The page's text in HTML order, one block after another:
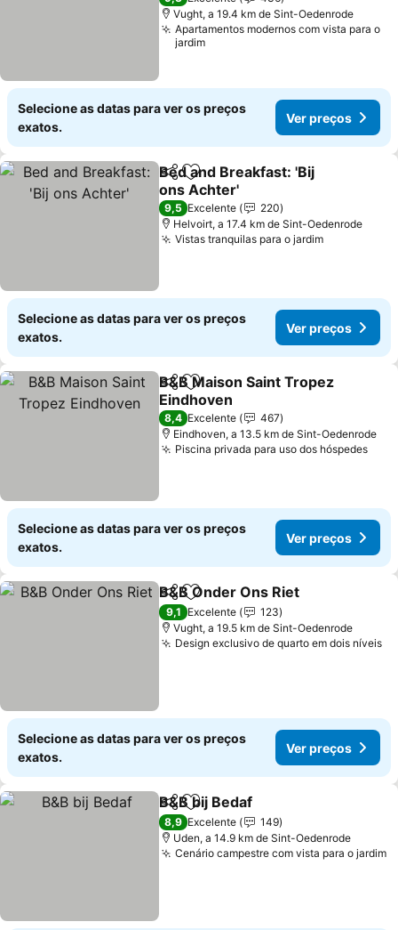
Vught, a 19.4 km de Sint-Oedenrode
Apartamentos modernos com vista para o
jardim
Selecione as datas para ver os preços
exatos.
Ver preços
PartilharAdicionar aos favoritos
Bed and Breakfast: 'Bij
ons Achter'
9,5 Excelente
220
Helvoirt, a 17.4 km de Sint-Oedenrode
Vistas tranquilas para o jardim
Selecione as datas para ver os preços
exatos.
Ver preços
PartilharAdicionar aos favoritos
B&B Maison Saint Tropez
Eindhoven
8,4 Excelente
467
Eindhoven, a 13.5 km de Sint-Oedenrode
Piscina privada para uso dos hóspedes
Selecione as datas para ver os preços
exatos.
Ver preços
PartilharAdicionar aos favoritos
B&B Onder Ons Riet
9,1 Excelente
123
Vught, a 19.5 km de Sint-Oedenrode
Design exclusivo de quarto em dois níveis
Selecione as datas para ver os preços
exatos.
Ver preços
PartilharAdicionar aos favoritos
B&B bij Bedaf
8,9 Excelente
149
Uden, a 14.9 km de Sint-Oedenrode
Cenário campestre com vista para o jardim